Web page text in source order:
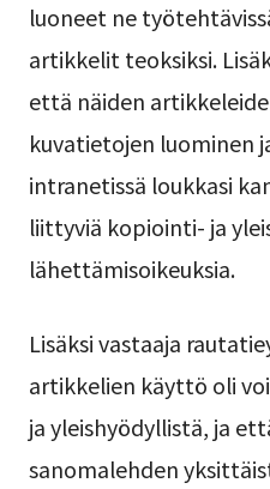
luoneet ne
artikkelit teoksiksi.
että näiden
kuvatietojen luominen
intranetissä loukkasi
liittyviä kopiointi- ja
lähettämisoikeuksia.
Lisäksi vastaaja
artikkelien käyttö oli
ja yleishyödyllistä, ja
sanomalehden